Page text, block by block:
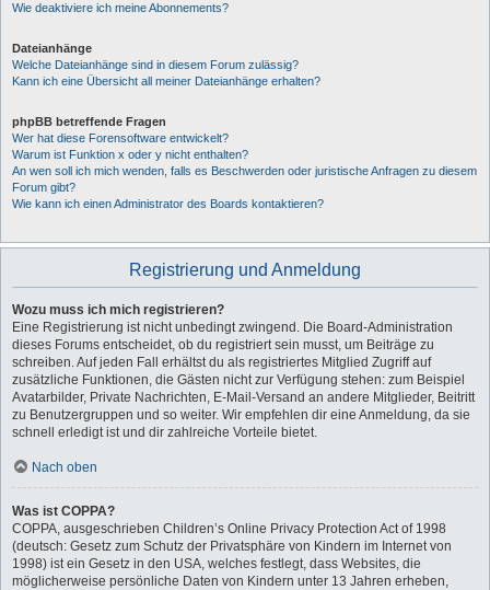
Wie deaktiviere ich meine Abonnements?
Dateianhänge
Welche Dateianhänge sind in diesem Forum zulässig?
Kann ich eine Übersicht all meiner Dateianhänge erhalten?
phpBB betreffende Fragen
Wer hat diese Forensoftware entwickelt?
Warum ist Funktion x oder y nicht enthalten?
An wen soll ich mich wenden, falls es Beschwerden oder juristische Anfragen zu diesem
Forum gibt?
Wie kann ich einen Administrator des Boards kontaktieren?
Registrierung und Anmeldung
Wozu muss ich mich registrieren?
Eine Registrierung ist nicht unbedingt zwingend. Die Board-Administration
dieses Forums entscheidet, ob du registriert sein musst, um Beiträge zu
schreiben. Auf jeden Fall erhältst du als registriertes Mitglied Zugriff auf
zusätzliche Funktionen, die Gästen nicht zur Verfügung stehen: zum Beispiel
Avatarbilder, Private Nachrichten, E-Mail-Versand an andere Mitglieder, Beitritt
zu Benutzergruppen und so weiter. Wir empfehlen dir eine Anmeldung, da sie
schnell erledigt ist und dir zahlreiche Vorteile bietet.
Nach oben
Was ist COPPA?
COPPA, ausgeschrieben Children’s Online Privacy Protection Act of 1998
(deutsch: Gesetz zum Schutz der Privatsphäre von Kindern im Internet von
1998) ist ein Gesetz in den USA, welches festlegt, dass Websites, die
möglicherweise persönliche Daten von Kindern unter 13 Jahren erheben,